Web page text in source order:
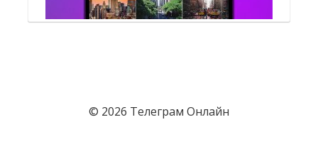
© 2026 Телеграм Онлайн